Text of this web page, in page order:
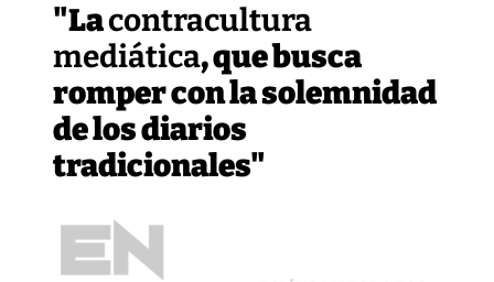
"Lacontracultura
mediática, que busca
romper con la solemnidad
de los diarios
tradicionales"